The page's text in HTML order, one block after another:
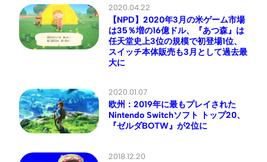
2020.04.22
【NPD】2020年3月の米ゲーム市場
は35％増の16億ドル、『あつ森』は
任天堂史上3位の規模で初登場1位、
スイッチ本体販売も3月として過去最
大に
2020.01.07
欧州：2019年に最もプレイされた
Nintendo Switchソフト トップ20、
『ゼルダBOTW』が2位に
2018.12.20